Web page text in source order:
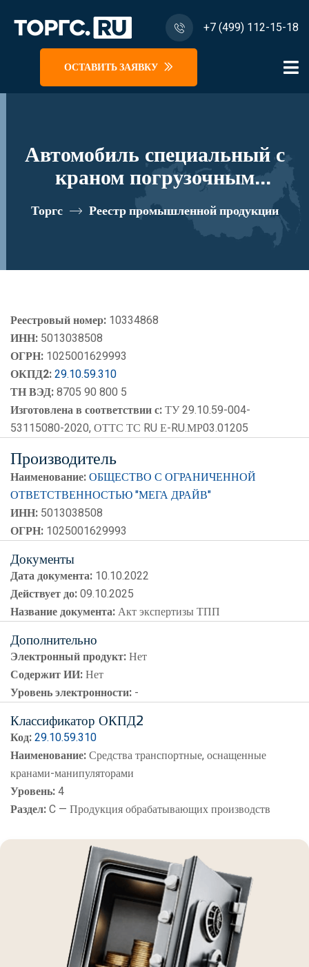
+7 (499) 112-15-18
ОСТАВИТЬ ЗАЯВКУ
Автомобиль специальный с
краном погрузочным
гидравлическим типа КМА на
базе КАМАЗ 65117 и его
реестровый номер 10334868
Торгс Реестр промышленной продукции
Реестровый номер: 10334868
ИНН: 5013038508
ОГРН: 1025001629993
ОКПД2:29.10.59.310
ТН ВЭД:8705 90 800 5
Изготовлена в соответствии с:ТУ 29.10.59-004-
53115080-2020, ОТТС ТС RU Е-RU.МР03.01205
Производитель
Наименование:ОБЩЕСТВО С ОГРАНИЧЕННОЙ
ОТВЕТСТВЕННОСТЬЮ "МЕГА ДРАЙВ"
ИНН: 5013038508
ОГРН: 1025001629993
Документы
Дата документа: 10.10.2022
Действует до:09.10.2025
Название документа:Акт экспертизы ТПП
Дополнительно
Электронный продукт:Нет
Содержит ИИ:Нет
Уровень электронности: -
Классификатор ОКПД2
Код:29.10.59.310
Наименование:Средства транспортные, оснащенные
кранами-манипуляторами
Уровень:4
Раздел:C — Продукция обрабатывающих производств